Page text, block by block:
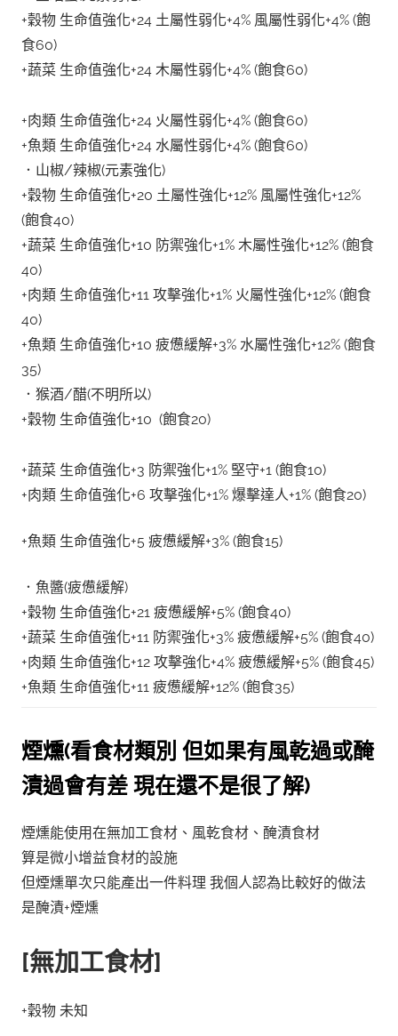
+穀物 生命值強化+24 土屬性弱化+4% 風屬性弱化+4% (飽
食60)
+蔬菜 生命值強化+24 木屬性弱化+4% (飽食60)
+肉類 生命值強化+24 火屬性弱化+4% (飽食60)
+魚類 生命值強化+24 水屬性弱化+4% (飽食60)
．山椒/辣椒(元素強化)
+穀物 生命值強化+20 土屬性強化+12% 風屬性強化+12%
(飽食40)
+蔬菜 生命值強化+10 防禦強化+1% 木屬性強化+12% (飽食
40)
+肉類 生命值強化+11 攻擊強化+1% 火屬性強化+12% (飽食
40)
+魚類 生命值強化+10 疲憊緩解+3% 水屬性強化+12% (飽食
35)
．猴酒/醋(不明所以)
+穀物 生命值強化+10 (飽食20)
+蔬菜 生命值強化+3 防禦強化+1% 堅守+1 (飽食10)
+肉類 生命值強化+6 攻擊強化+1% 爆擊達人+1% (飽食20)
+魚類 生命值強化+5 疲憊緩解+3% (飽食15)
．魚醬(疲憊緩解)
+穀物 生命值強化+21 疲憊緩解+5% (飽食40)
+蔬菜 生命值強化+11 防禦強化+3% 疲憊緩解+5% (飽食40)
+肉類 生命值強化+12 攻擊強化+4% 疲憊緩解+5% (飽食45)
+魚類 生命值強化+11 疲憊緩解+12% (飽食35)
煙燻(看食材類別 但如果有風乾過或醃
漬過會有差 現在還不是很了解)
煙燻能使用在無加工食材、風乾食材、醃漬食材
算是微小增益食材的設施
但煙燻單次只能產出一件料理 我個人認為比較好的做法
是醃漬+煙燻
[無加工食材]
+穀物 未知